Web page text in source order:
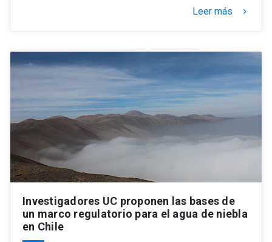
Leer más keyboard_arrow_right
Investigadores UC proponen las bases de
un marco regulatorio para el agua de niebla
en Chile